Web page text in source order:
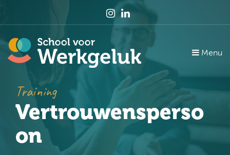
Menu
Training
Vertrouwensperso
on